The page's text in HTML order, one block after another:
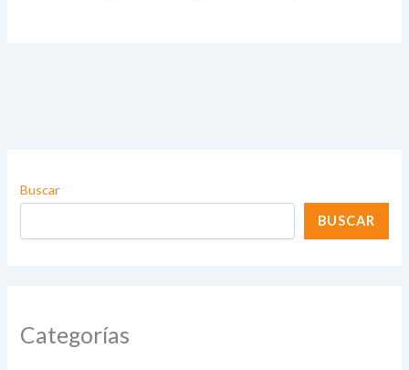
Buscar
BUSCAR
Categorías